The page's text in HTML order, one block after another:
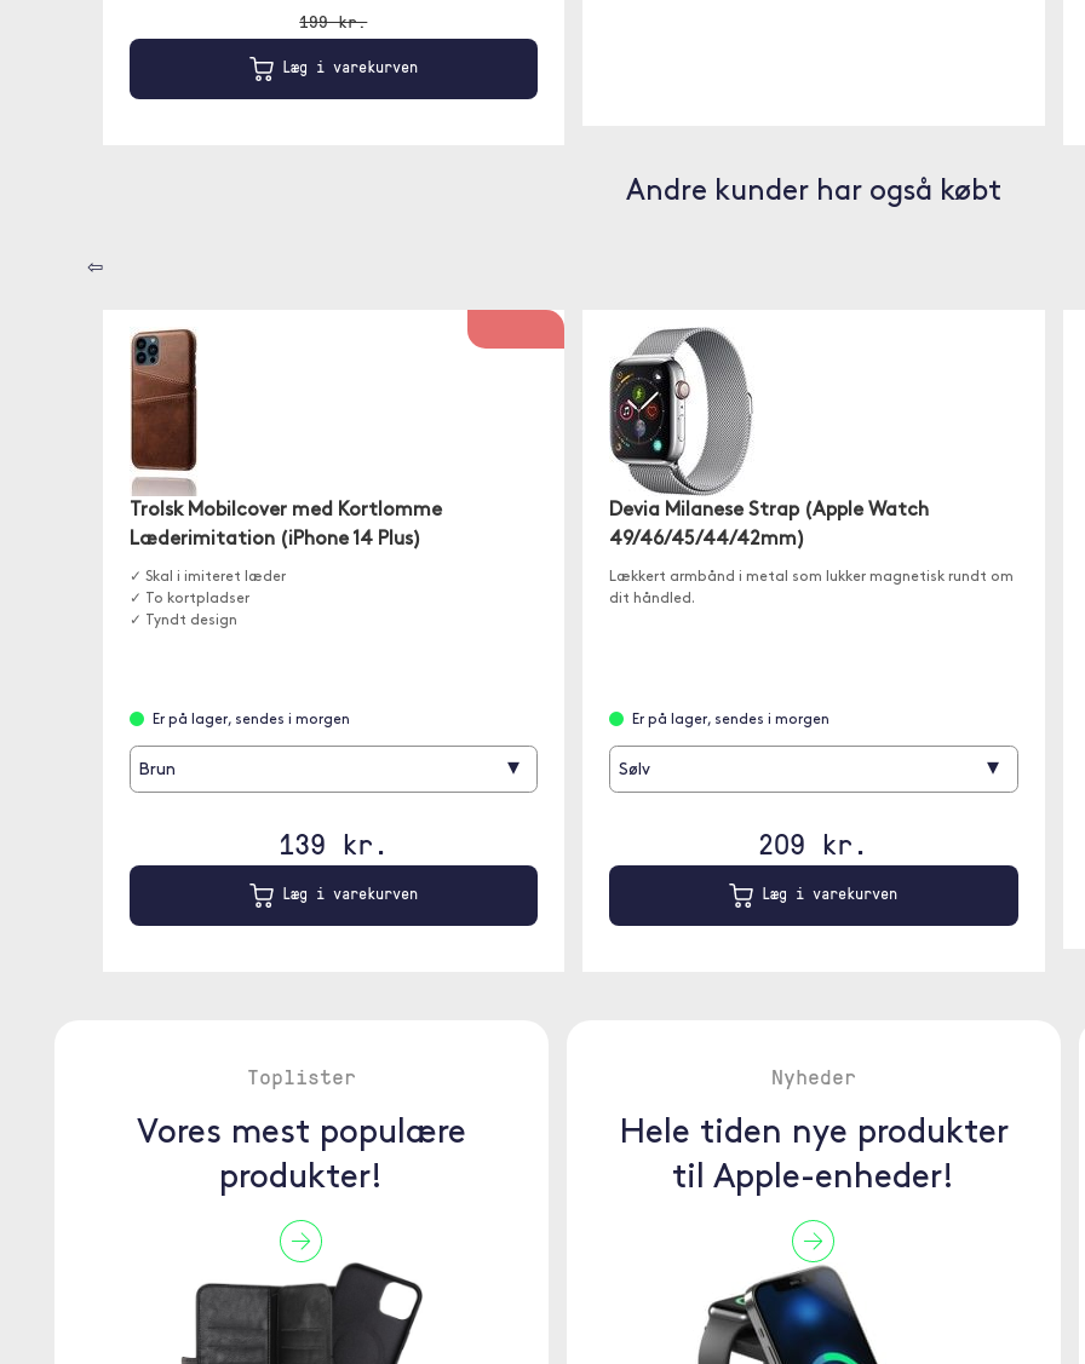
199 kr.
Læg i varekurven
Andre kunder har også købt
⇦
Trolsk Mobilcover med Kortlomme
Læderimitation (iPhone 14 Plus)
✓ Skal i imiteret læder
✓ To kortpladser
✓ Tyndt design
Er på lager, sendes i morgen
Brun ▾
139 kr.
Læg i varekurven
Devia Milanese Strap (Apple Watch
49/46/45/44/42mm)
Lækkert armbånd i metal som lukker magnetisk rundt om
dit håndled.
Er på lager, sendes i morgen
Sølv ▾
209 kr.
Læg i varekurven
Toplister
Vores mest populære
produkter!
Nyheder
Hele tiden nye produkter
til Apple-enheder!